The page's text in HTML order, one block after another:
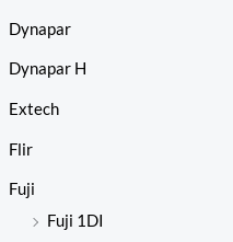
Dynapar
Dynapar H
Extech
Flir
Fuji
Fuji 1DI